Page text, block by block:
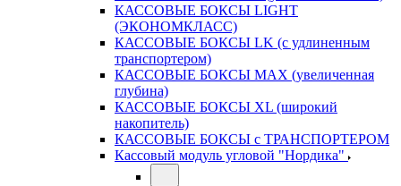
КАССОВЫЕ БОКСЫ LIGHT
(ЭКОНОМКЛАСС)
КАССОВЫЕ БОКСЫ LK (с удлиненным
транспортером)
КАССОВЫЕ БОКСЫ MAX (увеличенная
глубина)
КАССОВЫЕ БОКСЫ XL (широкий
накопитель)
КАССОВЫЕ БОКСЫ с ТРАНСПОРТЕРОМ
Кассовый модуль угловой "Нордика"